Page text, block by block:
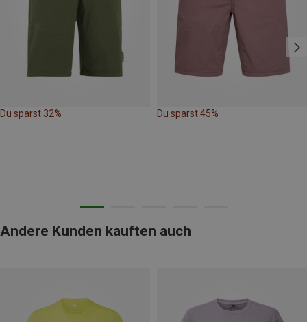
Du sparst 32% Du sparst 45%
Andere Kunden kauften auch